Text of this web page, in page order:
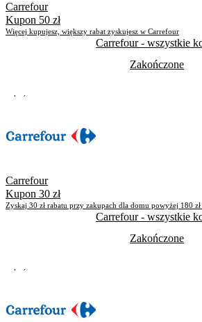
Carrefour
Kupon 50 zł
Więcej kupujesz, większy rabat zyskujesz w Carrefour
Carrefour- wszystkie
Zakończone
Zakończone
Carrefour
Kupon 30 zł
Zyskaj 30 zł rabatu przy zakupach dla domu powyżej 180
Carrefour- wszystkie
Zakończone
Zakończone